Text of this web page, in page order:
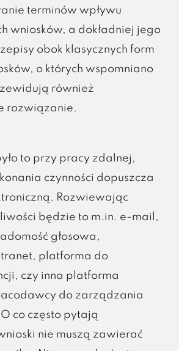
terminów wpływu
wniosków, a dokładniej jego
obok klasycznych form
o których wspomniano
również
rozwiązanie.
to przy pracy zdalnej,
czynności dopuszcza
Rozwiewając
będzie to m.in. e-mail,
głosowa,
platforma do
czy inna platforma
do zarządzania
co często pytają
nie muszą zawierać